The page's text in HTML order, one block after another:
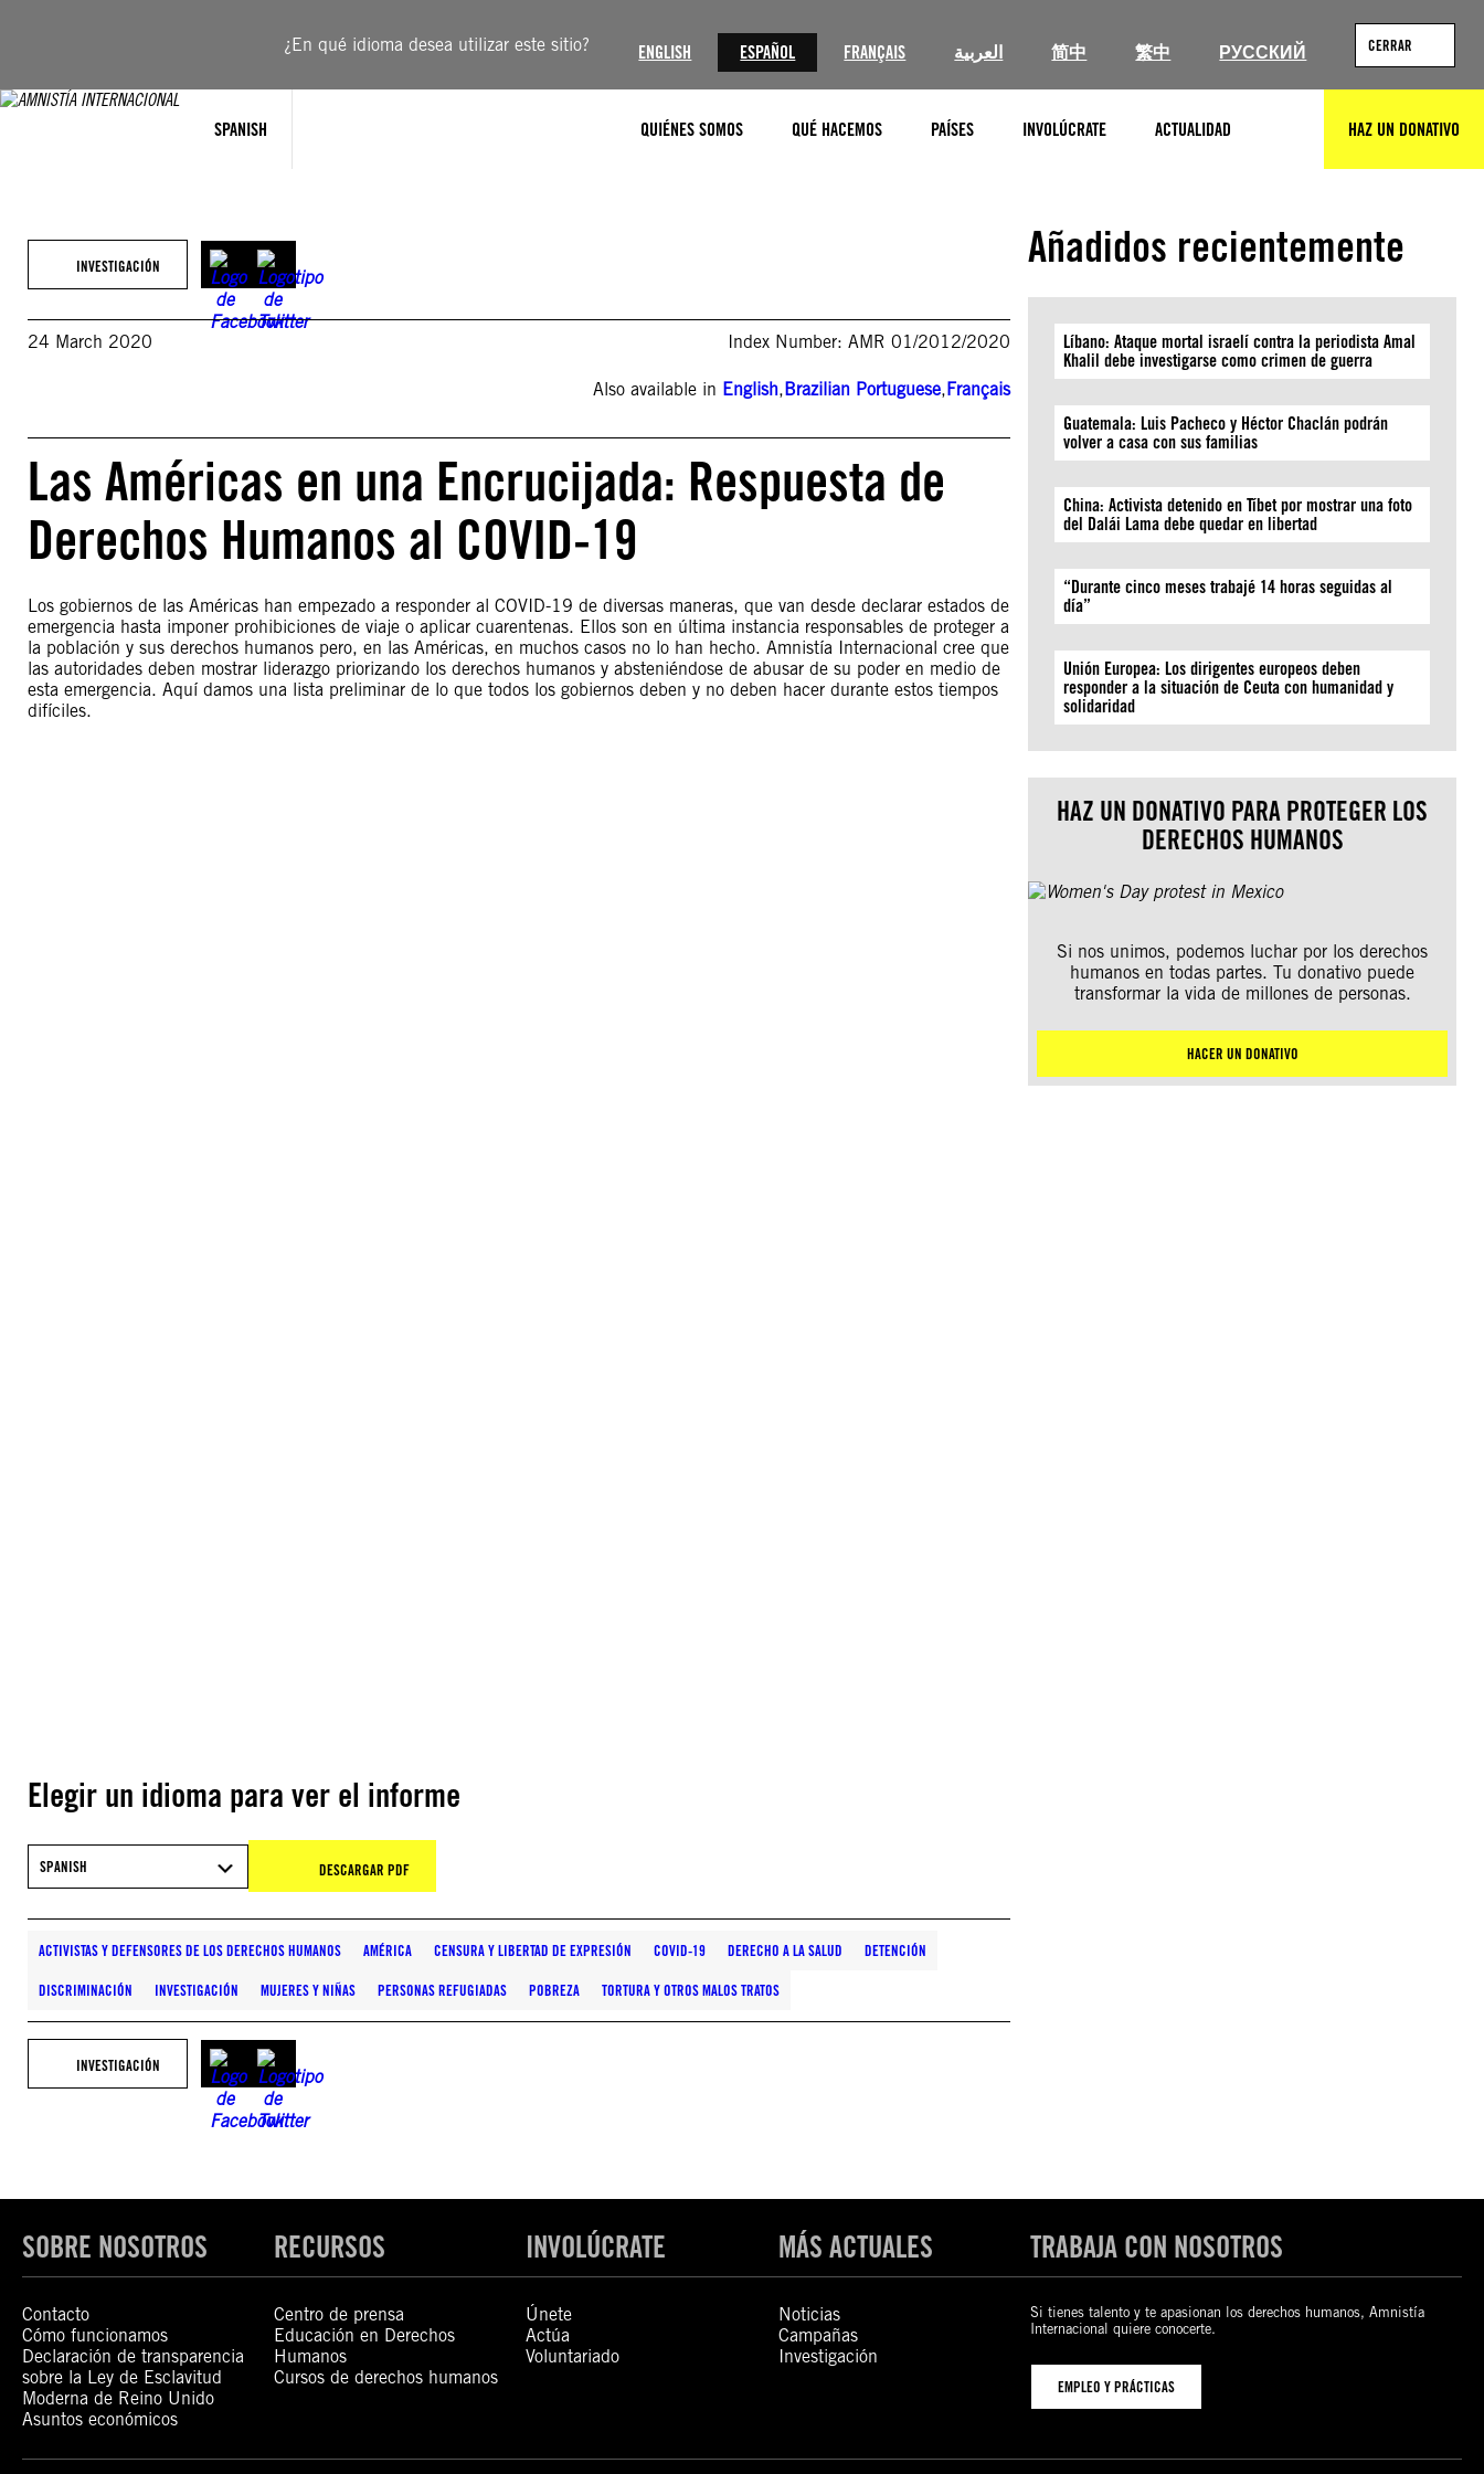
¿En qué idioma desea utilizar este sitio? ENGLISH ESPAÑOL FRANÇAIS العربية 简中 繁中 РУССКИЙ CERRAR
SPANISH QUIÉNES SOMOS QUÉ HACEMOS PAÍSES INVOLÚCRATE ACTUALIDAD HAZ UN DONATIVO
INVESTIGACIÓN
24 March 2020 Index Number: AMR 01/2012/2020
Also available in English,Brazilian Portuguese,Français
Las Américas en una Encrucijada: Respuesta de
Derechos Humanos al COVID-19
Los gobiernos de las Américas han empezado a responder al COVID-19 de diversas maneras, que van desde declarar estados de
emergencia hasta imponer prohibiciones de viaje o aplicar cuarentenas. Ellos son en última instancia responsables de proteger a
la población y sus derechos humanos pero, en las Américas, en muchos casos no lo han hecho. Amnistía Internacional cree que
las autoridades deben mostrar liderazgo priorizando los derechos humanos y absteniéndose de abusar de su poder en medio de
esta emergencia. Aquí damos una lista preliminar de lo que todos los gobiernos deben y no deben hacer durante estos tiempos
difíciles.
Elegir un idioma para ver el informe
SPANISH DESCARGAR PDF
ACTIVISTAS Y DEFENSORES DE LOS DERECHOS HUMANOS AMÉRICA CENSURA Y LIBERTAD DE EXPRESIÓN COVID-19 DERECHO A LA SALUD DETENCIÓN
DISCRIMINACIÓN INVESTIGACIÓN MUJERES Y NIÑAS PERSONAS REFUGIADAS POBREZA TORTURA Y OTROS MALOS TRATOS
INVESTIGACIÓN
Añadidos recientemente
Líbano: Ataque mortal israelí contra la periodista Amal
Khalil debe investigarse como crimen de guerra
Guatemala: Luis Pacheco y Héctor Chaclán podrán
volver a casa con sus familias
China: Activista detenido en Tíbet por mostrar una foto
del Dalái Lama debe quedar en libertad
“Durante cinco meses trabajé 14 horas seguidas al
día”
Unión Europea: Los dirigentes europeos deben
responder a la situación de Ceuta con humanidad y
solidaridad
HAZ UN DONATIVO PARA PROTEGER LOS
DERECHOS HUMANOS
Si nos unimos, podemos luchar por los derechos
humanos en todas partes. Tu donativo puede
transformar la vida de millones de personas.
HACER UN DONATIVO
SOBRE NOSOTROS
Contacto
Cómo funcionamos
Declaración de transparencia
sobre la Ley de Esclavitud
Moderna de Reino Unido
Asuntos económicos
RECURSOS
Centro de prensa
Educación en Derechos
Humanos
Cursos de derechos humanos
INVOLÚCRATE
Únete
Actúa
Voluntariado
MÁS ACTUALES
Noticias
Campañas
Investigación
TRABAJA CON NOSOTROS
Si tienes talento y te apasionan los derechos humanos, Amnistía
Internacional quiere conocerte.
EMPLEO Y PRÁCTICAS